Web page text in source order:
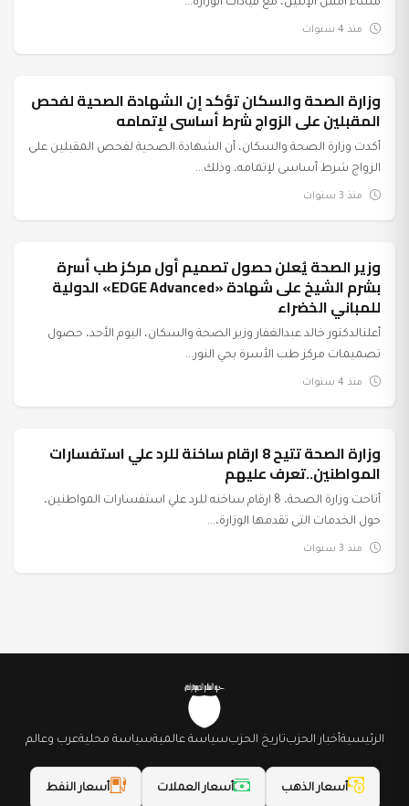
مساء أمس الإثنين، مع قيادات الوزارة...
منذ 4 سنوات
عرب وعالم
وزارة الصحة والسكان تؤكد إن الشهادة الصحية لفحص
المقبلين على الزواج شرط أساسى لإتمامه
أكدت وزارة الصحة والسكان، أن الشهادة الصحية لفحص المقبلين على
الزواج شرط أساسى لإتمامه، وذلك...
منذ 3 سنوات
سياسة محلية
وزير الصحة يُعلن حصول تصميم أول مركز طب أسرة
بشرم الشيخ على شهادة «EDGE Advanced» الدولية
للمباني الخضراء
أعلنالدكتور خالد عبدالغفار وزير الصحة والسكان، اليوم الأحد، حصول
تصميمات مركز طب الأسرة بحي النور...
منذ 4 سنوات
عرب وعالم وزارة الصحة تتيح 8 ارقام ساخنة للرد علي استفسارات
المواطنين..تعرف عليهم
أتاحت وزارة الصحة، 8 ارقام ساخنه للرد علي استفسارات المواطنين،
حول الخدمات التى تقدمها الوزارة،...
منذ 3 سنوات
الرئيسيةأخبار الحزبتاريخ الحزبسياسة عالميةسياسة محليةعرب وعالم
أسعار الذهب أسعار العملات أسعار النفط